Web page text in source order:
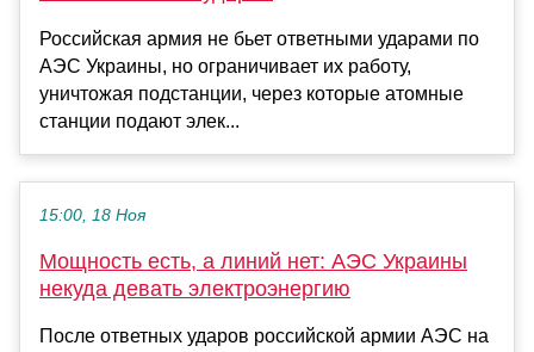
Российская армия не бьет ответными ударами по
АЭС Украины, но ограничивает их работу,
уничтожая подстанции, через которые атомные
станции подают элек...
15:00, 18 Ноя
Мощность есть, а линий нет: АЭС Украины
некуда девать электроэнергию
После ответных ударов российской армии АЭС на